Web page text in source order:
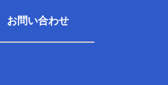
お問い合わせ